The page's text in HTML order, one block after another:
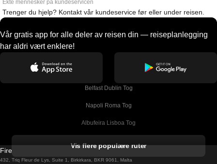
Ekte mennesker på kundeservicen
Trenger du hjelp? Kontakt vår kundeservice før eller under reisen.
Vår gratis app for alle deler av reisen din — reiseplanlegging
har aldri vært enklere!
Belfast Dublin Tog
Napoli Roma Tog
Albufeira Lisboa Tog
Barcelona Madrid Tog
Vis flere populære ruter
Firebird GT Limited (OC 1451)
432, Triq Fleur de Lys, Suite 1, Birkirkara, BKR 9061, Malta